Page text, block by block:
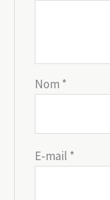
Nom *
E-mail *